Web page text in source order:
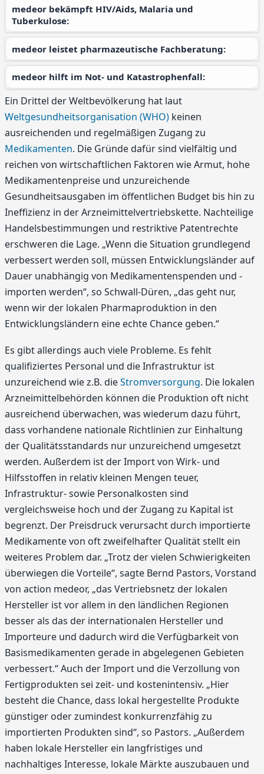
medeor bekämpft HIV/Aids, Malaria und
Tuberkulose:
medeor leistet pharmazeutische Fachberatung:
medeor hilft im Not- und Katastrophenfall:
Ein Drittel der Weltbevölkerung hat laut
Weltgesundheitsorganisation (WHO) keinen
ausreichenden und regelmäßigen Zugang zu
Medikamenten. Die Gründe dafür sind vielfältig und
reichen von wirtschaftlichen Faktoren wie Armut, hohe
Medikamentenpreise und unzureichende
Gesundheitsausgaben im öffentlichen Budget bis hin zu
Ineffizienz in der Arzneimittelvertriebskette. Nachteilige
Handelsbestimmungen und restriktive Patentrechte
erschweren die Lage. „Wenn die Situation grundlegend
verbessert werden soll, müssen Entwicklungsländer auf
Dauer unabhängig von Medikamentenspenden und -
importen werden“, so Schwall-Düren, „das geht nur,
wenn wir der lokalen Pharmaproduktion in den
Entwicklungsländern eine echte Chance geben.“
Es gibt allerdings auch viele Probleme. Es fehlt
qualifiziertes Personal und die Infrastruktur ist
unzureichend wie z.B. dieStromversorgung. Die lokalen
Arzneimittelbehörden können die Produktion oft nicht
ausreichend überwachen, was wiederum dazu führt,
dass vorhandene nationale Richtlinien zur Einhaltung
der Qualitätsstandards nur unzureichend umgesetzt
werden. Außerdem ist der Import von Wirk- und
Hilfsstoffen in relativ kleinen Mengen teuer,
Infrastruktur- sowie Personalkosten sind
vergleichsweise hoch und der Zugang zu Kapital ist
begrenzt. Der Preisdruck verursacht durch importierte
Medikamente von oft zweifelhafter Qualität stellt ein
weiteres Problem dar. „Trotz der vielen Schwierigkeiten
überwiegen die Vorteile“, sagte Bernd Pastors, Vorstand
von action medeor, „das Vertriebsnetz der lokalen
Hersteller ist vor allem in den ländlichen Regionen
besser als das der internationalen Hersteller und
Importeure und dadurch wird die Verfügbarkeit von
Basismedikamenten gerade in abgelegenen Gebieten
verbessert.“ Auch der Import und die Verzollung von
Fertigprodukten sei zeit- und kostenintensiv. „Hier
besteht die Chance, dass lokal hergestellte Produkte
günstiger oder zumindest konkurrenzfähig zu
importierten Produkten sind“, so Pastors. „Außerdem
haben lokale Hersteller ein langfristiges und
nachhaltiges Interesse, lokale Märkte auszubauen und